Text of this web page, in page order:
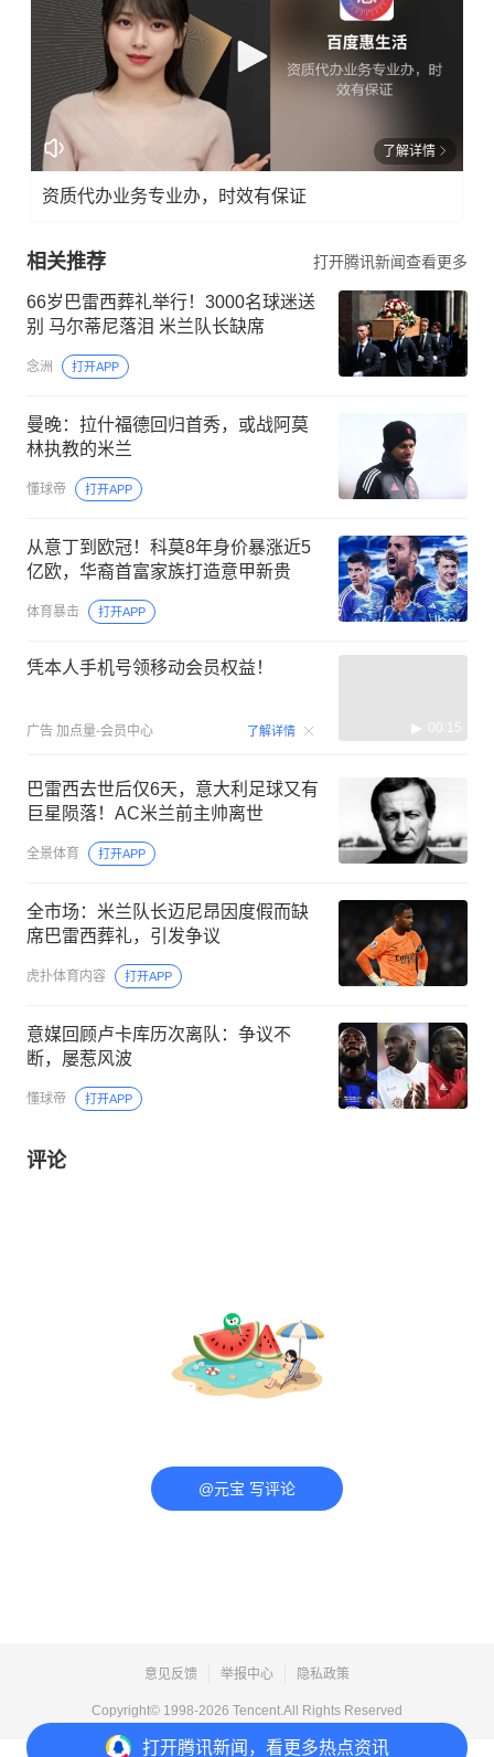
打开腾讯新闻，看更多热点资讯
了解详情
资质代办业务专业办，时效有保证
相关推荐 打开腾讯新闻查看更多
66岁巴雷西葬礼举行！3000名球迷送
别 马尔蒂尼落泪 米兰队长缺席
念洲 打开APP
曼晚：拉什福德回归首秀，或战阿莫
林执教的米兰
懂球帝 打开APP
从意丁到欧冠！科莫8年身价暴涨近5
亿欧，华裔首富家族打造意甲新贵
体育暴击 打开APP
凭本人手机号领移动会员权益！
广告 加点量-会员中心 了解详情 00:15
巴雷西去世后仅6天，意大利足球又有
巨星陨落！AC米兰前主帅离世
全景体育 打开APP
全市场：米兰队长迈尼昂因度假而缺
席巴雷西葬礼，引发争议
虎扑体育内容 打开APP
意媒回顾卢卡库历次离队：争议不
断，屡惹风波
懂球帝 打开APP
评论
@元宝 写评论
意见反馈 举报中心 隐私政策
Copyright© 1998-2026 Tencent.All Rights Reserved